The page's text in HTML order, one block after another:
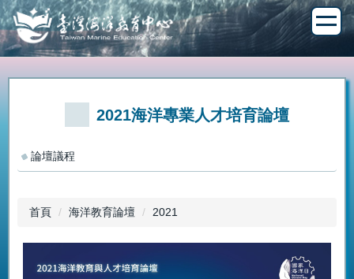
跳
到
主
要
內
2021海洋專業人才培育論壇
論壇議程
首頁 海洋教育論壇 2021